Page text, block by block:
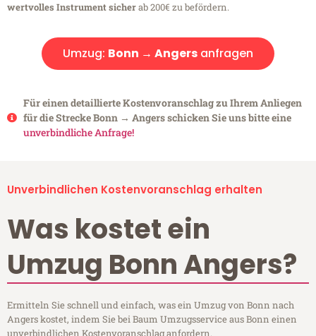
wertvolles Instrument sicherab 200€ zu befördern.
Umzug: Bonn → Angers anfragen
Für einen detaillierte Kostenvoranschlag zu Ihrem Anliegen
für die Strecke Bonn → Angers schicken Sie uns bitte eine
unverbindliche Anfrage!
Unverbindlichen Kostenvoranschlag erhalten
Was kostet ein
Umzug Bonn Angers?
Ermitteln Sie schnell und einfach, was ein Umzug von Bonn nach
Angers kostet, indem Sie bei Baum Umzugsservice aus Bonn einen
unverbindlichen Kostenvoranschlag anfordern.